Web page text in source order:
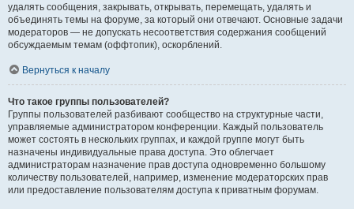
удалять сообщения, закрывать, открывать, перемещать, удалять и
объединять темы на форуме, за который они отвечают. Основные задачи
модераторов — не допускать несоответствия содержания сообщений
обсуждаемым темам (оффтопик), оскорблений.
Вернуться к началу
Что такое группы пользователей?
Группы пользователей разбивают сообщество на структурные части,
управляемые администратором конференции. Каждый пользователь
может состоять в нескольких группах, и каждой группе могут быть
назначены индивидуальные права доступа. Это облегчает
администраторам назначение прав доступа одновременно большому
количеству пользователей, например, изменение модераторских прав
или предоставление пользователям доступа к приватным форумам.